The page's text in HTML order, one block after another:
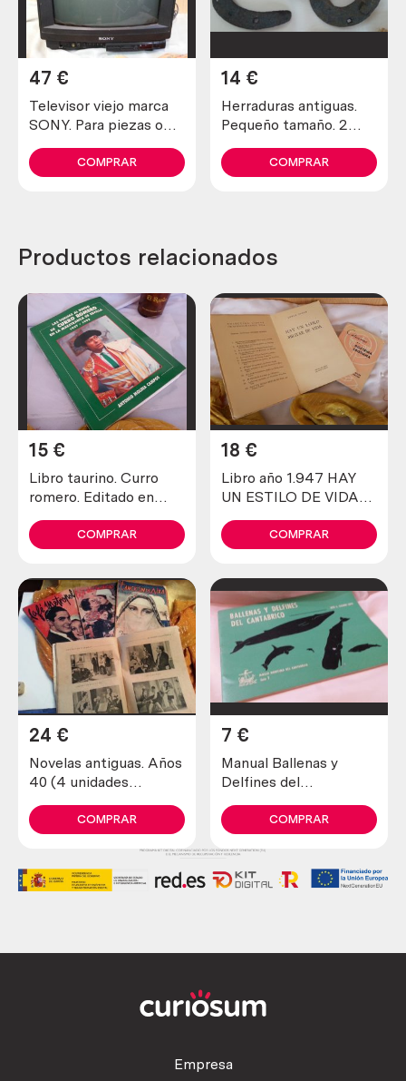
Televisor viejo marca
SONY. Para piezas o
decoración.
47 €
COMPRAR
Herraduras antiguas.
Pequeño tamaño. 2
unid.
14 €
COMPRAR
Productos relacionados
Libro taurino. Curro
romero. Editado en
15 €
COMPRAR
Libro año 1.947 HAY
UN ESTILO DE VIDA
de 1.947
18 €
COMPRAR
Novelas antiguas. Años
40 (4 unidades
24 €
COMPRAR
Manual Ballenas y
Delfines del
7 €
COMPRAR
Empresa